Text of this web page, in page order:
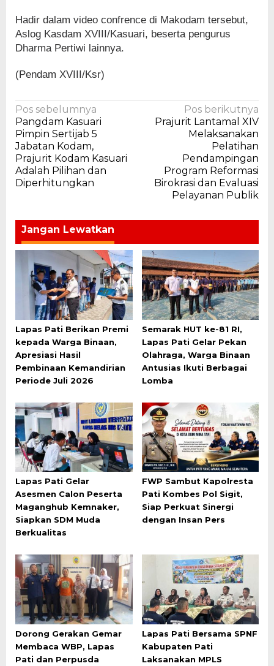
Hadir dalam video confrence di Makodam tersebut,
Aslog Kasdam XVIII/Kasuari, beserta pengurus
Dharma Pertiwi lainnya.
(Pendam XVIII/Ksr)
Navigasi
pos
Pos sebelumnya
Pangdam Kasuari
Pimpin Sertijab 5
Jabatan Kodam,
Prajurit Kodam Kasuari
Adalah Pilihan dan
Diperhitungkan
Pos berikutnya
Prajurit Lantamal XIV
Melaksanakan
Pelatihan
Pendampingan
Program Reformasi
Birokrasi dan Evaluasi
Pelayanan Publik
Jangan Lewatkan
Lapas Pati Berikan Premi
kepada Warga Binaan,
Apresiasi Hasil
Pembinaan Kemandirian
Periode Juli 2026
Semarak HUT ke-81 RI,
Lapas Pati Gelar Pekan
Olahraga, Warga Binaan
Antusias Ikuti Berbagai
Lomba
Lapas Pati Gelar
Asesmen Calon Peserta
Maganghub Kemnaker,
Siapkan SDM Muda
Berkualitas
FWP Sambut Kapolresta
Pati Kombes Pol Sigit,
Siap Perkuat Sinergi
dengan Insan Pers
Dorong Gerakan Gemar
Membaca WBP, Lapas
Pati dan Perpusda
Lapas Pati Bersama SPNF
Kabupaten Pati
Laksanakan MPLS